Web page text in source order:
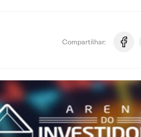
Compartilhar: